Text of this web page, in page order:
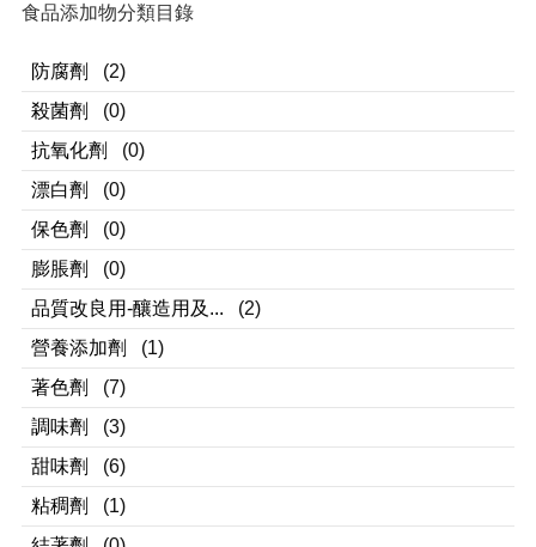
食品添加物分類目錄
防腐劑
(2)
殺菌劑
(0)
抗氧化劑
(0)
漂白劑
(0)
保色劑
(0)
膨脹劑
(0)
品質改良用-釀造用及...
(2)
營養添加劑
(1)
著色劑
(7)
調味劑
(3)
甜味劑
(6)
粘稠劑
(1)